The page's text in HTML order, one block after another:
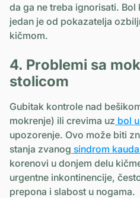
da ga ne treba ignorisati. Bol
jedan je od pokazatelja
kičmom.
4. Problemi sa
stolicom
Gubitak kontrole nad
mokrenje) ili crevima uz bol
upozorenje. Ovo može biti
stanja zvanog sindrom
korenovi u donjem delu
urgentne inkontinencije,
prepona i slabost u nogama.